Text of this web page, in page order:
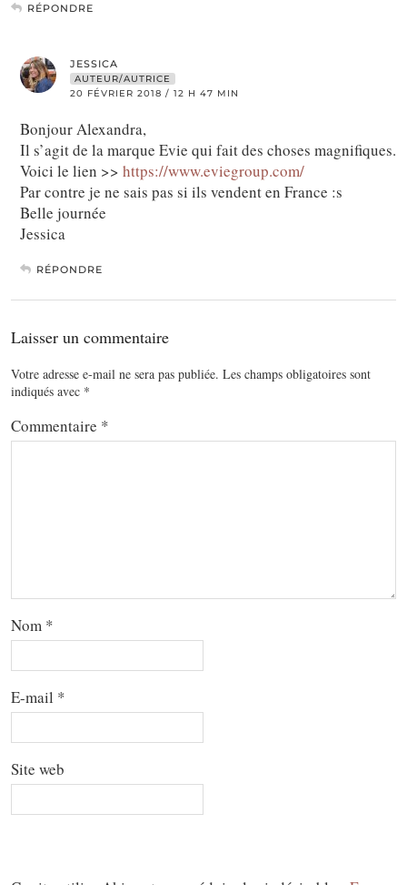
RÉPONDRE
JESSICA
AUTEUR/AUTRICE
20 FÉVRIER 2018 / 12 H 47 MIN
Bonjour Alexandra,
Il s’agit de la marque Evie qui fait des choses magnifiques.
Voici le lien >> https://www.eviegroup.com/
Par contre je ne sais pas si ils vendent en France :s
Belle journée
Jessica
RÉPONDRE
Laisser un commentaire
Votre adresse e-mail ne sera pas publiée. Les champs obligatoires sont
indiqués avec *
Commentaire *
Nom *
E-mail *
Site web